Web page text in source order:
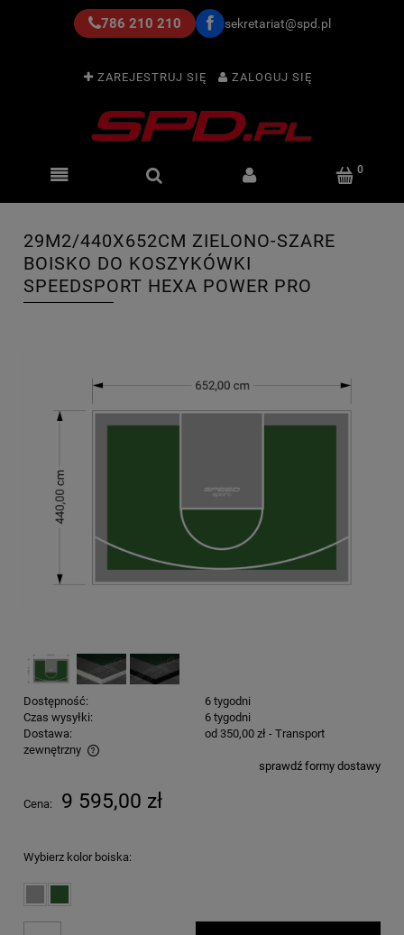
786 210 210 sekretariat@spd.pl
ZAREJESTRUJ SIĘ ZALOGUJ SIĘ
29M2/440X652CM ZIELONO-SZARE
BOISKO DO KOSZYKÓWKI
SPEEDSPORT HEXA POWER PRO
Dostępność:
6 tygodni
Czas wysyłki:
6 tygodni
Dostawa:
od 350,00 zł - Transport
zewnętrzny
Cena nie zawiera ewentualnych kosztów płatnościsprawdź formy dostawy
Cena: 9 595,00 zł
Wybierz kolor boiska: